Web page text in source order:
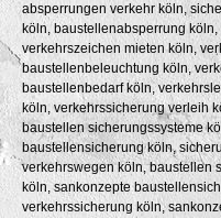
absperrungen verkehr köln,
köln, baustellenabsperrung
verkehrszeichen mieten köln,
baustellenbeleuchtung köln,
baustellenbedarf köln,
köln, verkehrssicherung verleih
baustellen sicherungssysteme
baustellensicherung köln,
verkehrswegen köln, baustellen
köln, sankonzepte
verkehrssicherung köln,